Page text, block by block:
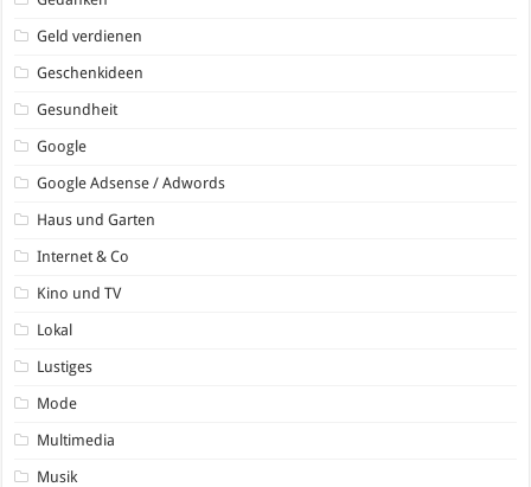
Geld verdienen
Geschenkideen
Gesundheit
Google
Google Adsense / Adwords
Haus und Garten
Internet & Co
Kino und TV
Lokal
Lustiges
Mode
Multimedia
Musik